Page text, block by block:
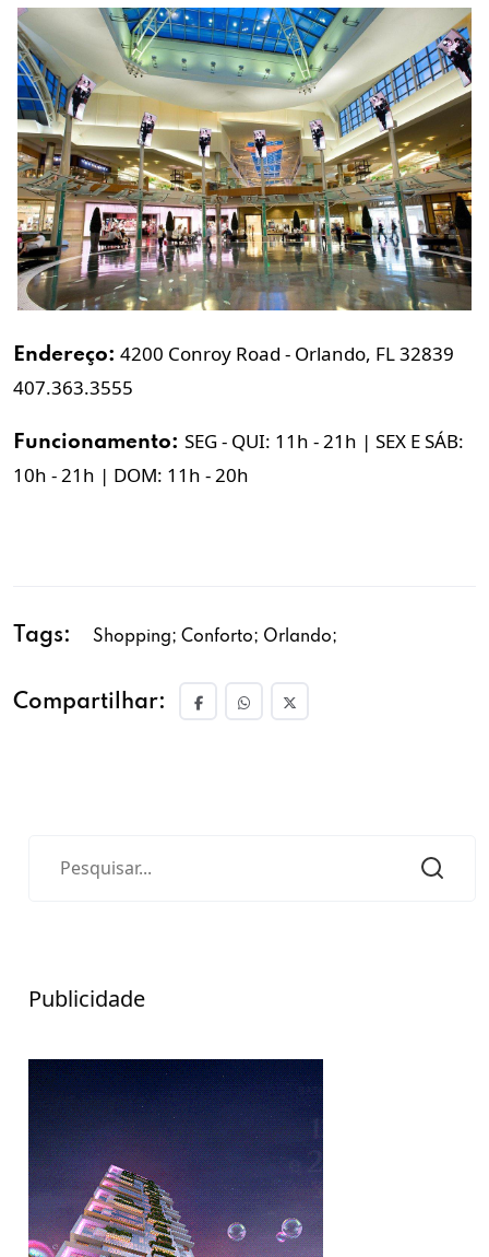
Endereço: 4200 Conroy Road - Orlando, FL 32839
407.363.3555
Funcionamento: SEG - QUI: 11h - 21h | SEX E SÁB:
10h - 21h | DOM: 11h - 20h
Tags: Shopping; Conforto; Orlando;
Compartilhar:
Publicidade